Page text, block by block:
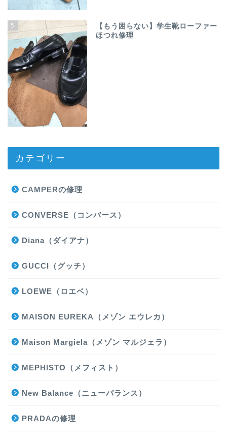
5
【もう困らない】学生靴ローファー
ほつれ修理
カテゴリー
CAMPERの修理
CONVERSE（コンバース）
Diana（ダイアナ）
GUCCI（グッチ）
LOEWE（ロエベ）
MAISON EUREKA（メゾン エウレカ）
Maison Margiela（メゾン マルジェラ）
MEPHISTO（メフィスト）
New Balance（ニューバランス）
PRADAの修理